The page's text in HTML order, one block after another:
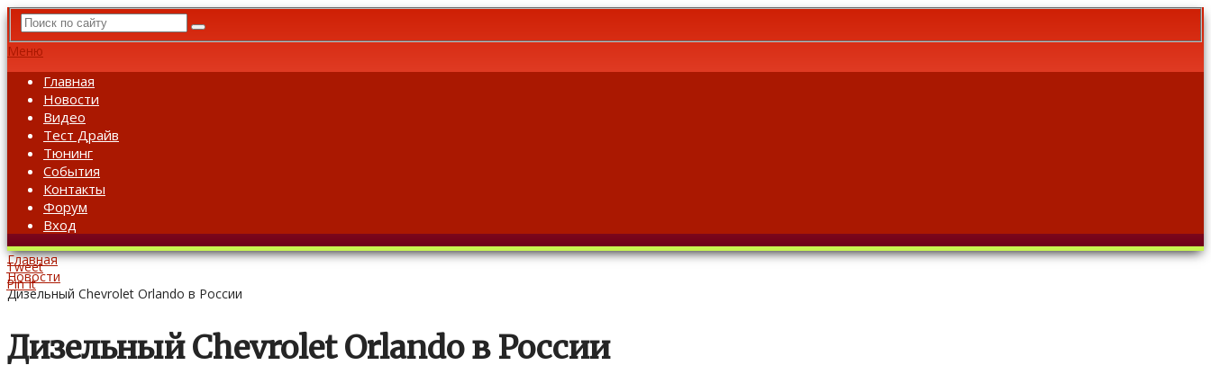
Меню
Главная
Новости
Видео
Тест Драйв
Тюнинг
События
Контакты
Форум
Вход
Главная
Новости
Дизельный Chevrolet Orlando в России
Дизельный Chevrolet Orlando в России
Tweet
Pin It